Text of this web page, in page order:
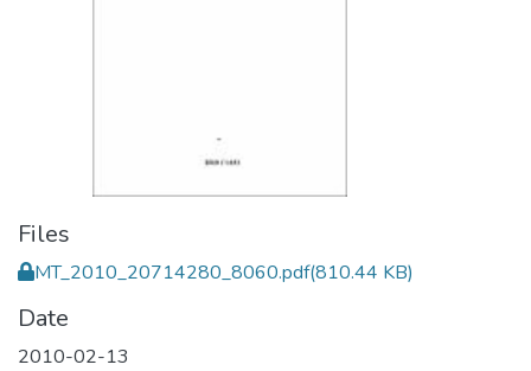
Files
MT_2010_20714280_8060.pdf(810.44 KB)
Date
2010-02-13